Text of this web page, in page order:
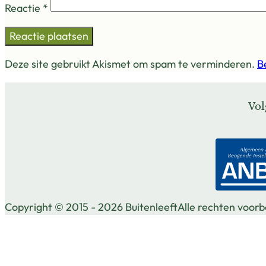
Reactie *
Deze site gebruikt Akismet om spam te verminderen.
Copyright © 2015 - 2026 BuitenleeftAlle rechten